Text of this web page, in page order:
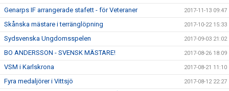
Genarps IF arrangerade stafett - för Veteraner 2017-11-13 09:47
Skånska mästare i terränglöpning 2017-10-22 15:33
Sydsvenska Ungdomsspelen 2017-09-03 21:02
BO ANDERSSON - SVENSK MÄSTARE! 2017-08-26 18:09
VSM i Karlskrona 2017-08-21 11:10
Fyra medaljörer i Vittsjö 2017-08-12 22:27